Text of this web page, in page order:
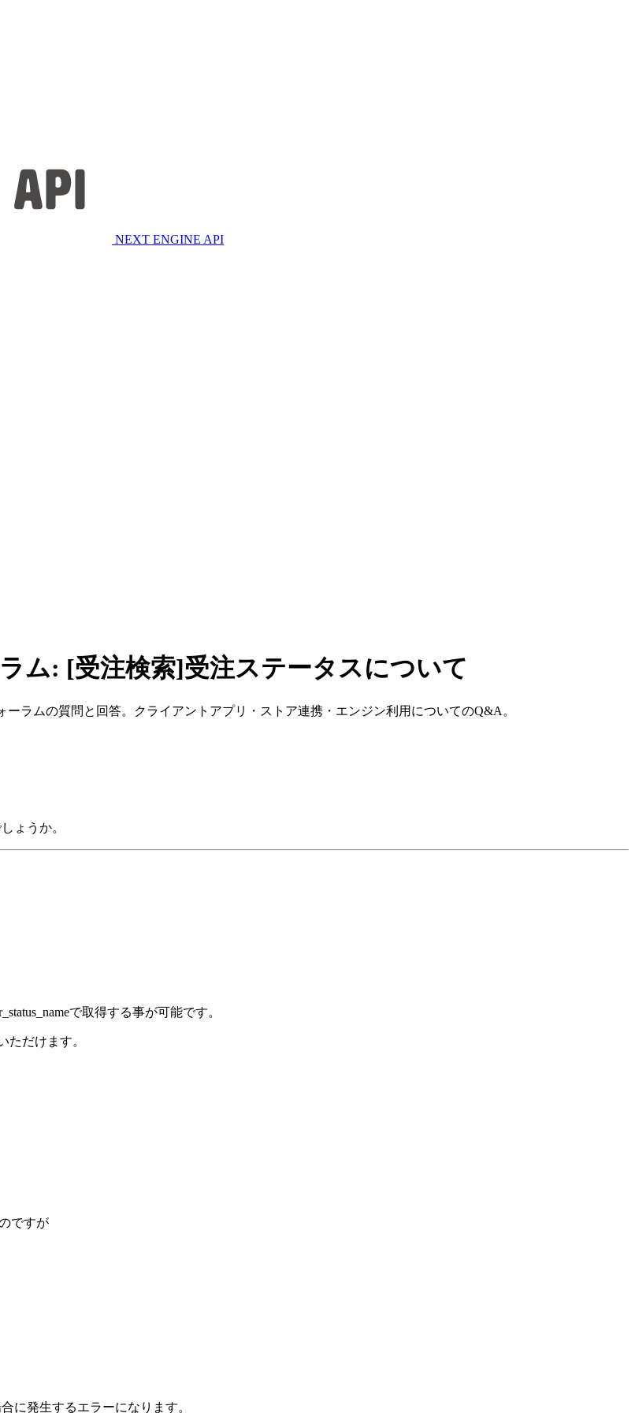
NEXT ENGINE API
ム: [受注検索]受注ステータスについて
ラムの質問と回答。クライアントアプリ・ストア連携・エンジン利用についてのQ&A。
ょうか。
で取得する事が可能です。
ただけます。
ですが
に発生するエラーになります。